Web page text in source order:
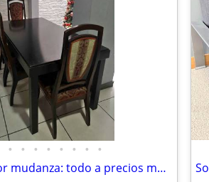
• • • • • • • •
Liquidación por mudanza: todo a precios muy bajos.